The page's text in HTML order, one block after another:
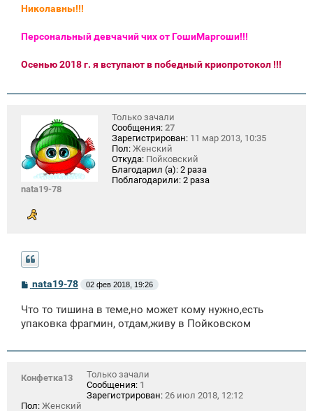
Николавны!!!
Персональный девчачий чих от ГошиМаргоши!!!
Осенью 2018 г. я вступают в победный криопротокол !!!
nata19-78
Только зачали
Сообщения: 27
Зарегистрирован: 11 мар 2013, 10:35
Пол: Женский
Откуда: Пойковский
Благодарил (а): 2 раза
Поблагодарили: 2 раза
С
о
б
щ
и
nata19-78 02 фев 2018, 19:26
Что то тишина в теме,но может кому нужно,есть
упаковка фрагмин, отдам,живу в Пойковском
Конфетка13
Только зачали
Сообщения: 1
Зарегистрирован: 26 июл 2018, 12:12
Пол: Женский